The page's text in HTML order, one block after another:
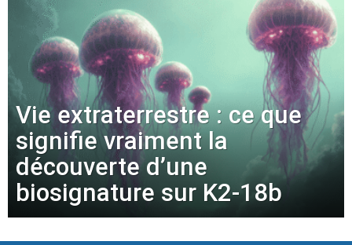
Vie extraterrestre : ce que
signifie vraiment la
découverte d’une
biosignature sur K2-18b